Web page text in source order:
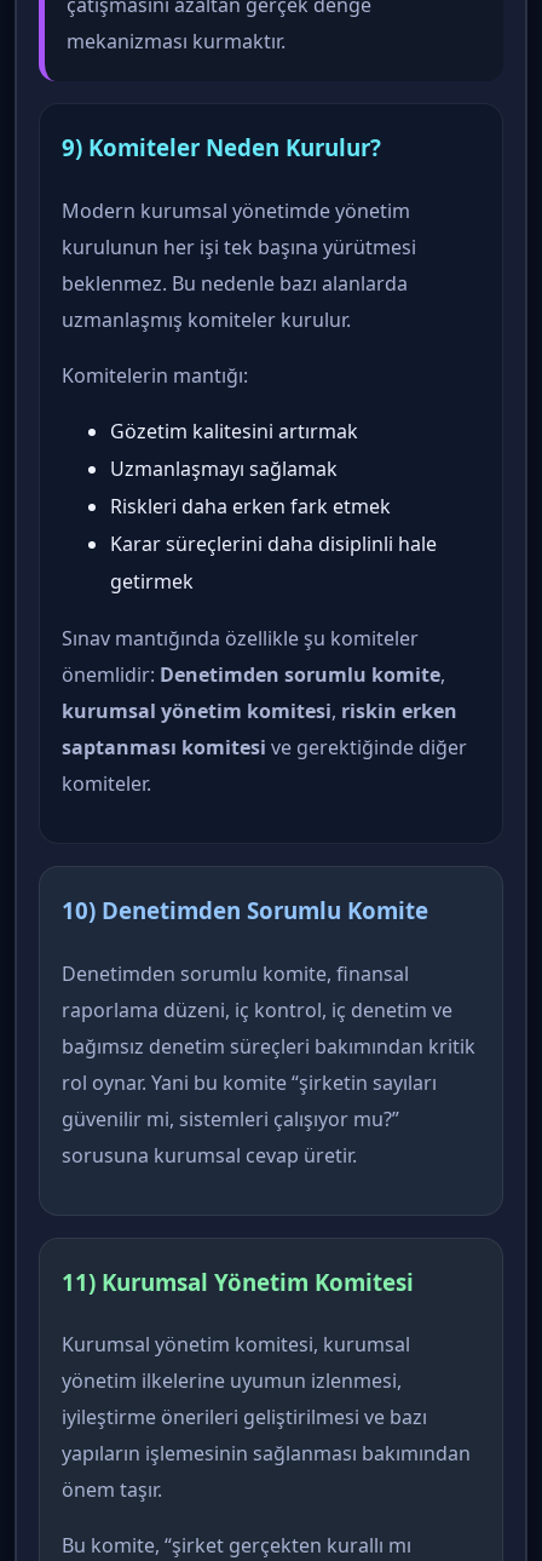
mekanizması kurmaktır.
9) Komiteler Neden Kurulur?
Modern kurumsal yönetimde yönetim
kurulunun her işi tek başına yürütmesi
beklenmez. Bu nedenle bazı alanlarda
uzmanlaşmış komiteler kurulur.
Komitelerin mantığı:
Gözetim kalitesini artırmak
Uzmanlaşmayı sağlamak
Riskleri daha erken fark etmek
Karar süreçlerini daha disiplinli hale
getirmek
Sınav mantığında özellikle şu komiteler
önemlidir: Denetimden sorumlu komite,
kurumsal yönetim komitesi, riskin erken
saptanması komitesi ve gerektiğinde diğer
komiteler.
10) Denetimden Sorumlu Komite
Denetimden sorumlu komite, finansal
raporlama düzeni, iç kontrol, iç denetim ve
bağımsız denetim süreçleri bakımından kritik
rol oynar. Yani bu komite “şirketin sayıları
güvenilir mi, sistemleri çalışıyor mu?”
sorusuna kurumsal cevap üretir.
11) Kurumsal Yönetim Komitesi
Kurumsal yönetim komitesi, kurumsal
yönetim ilkelerine uyumun izlenmesi,
iyileştirme önerileri geliştirilmesi ve bazı
yapıların işlemesinin sağlanması bakımından
önem taşır.
Bu komite, “şirket gerçekten kurallı mı